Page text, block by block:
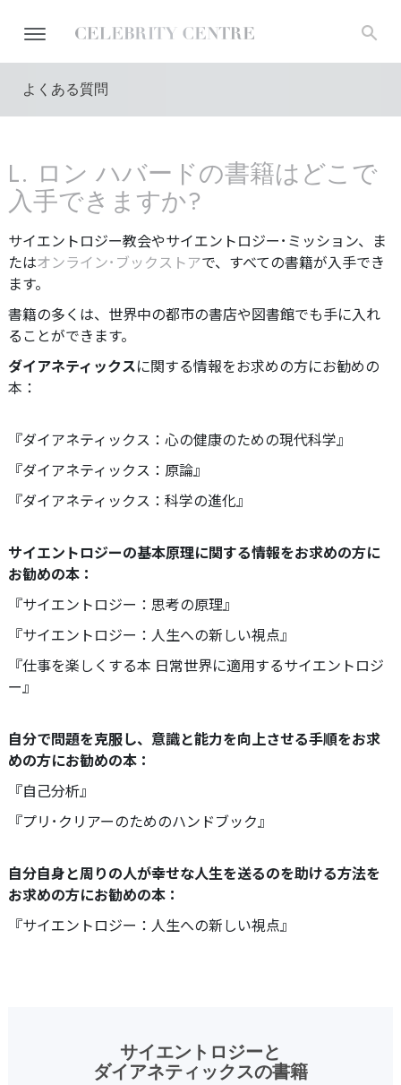
よくある質問
L. ロン ハバードの書籍はどこで
入手できますか?
サイエントロジー教会やサイエントロジー･ミッション、ま
たはオンライン･ブックストアで、すべての書籍が入手でき
ます。
書籍の多くは、世界中の都市の書店や図書館でも手に入れ
ることができます。
ダイアネティックスに関する情報をお求めの方にお勧めの
本：
『ダイアネティックス：心の健康のための現代科学』
『ダイアネティックス：原論』
『ダイアネティックス：科学の進化』
サイエントロジーの基本原理に関する情報をお求めの方に
お勧めの本：
『サイエントロジー：思考の原理』
『サイエントロジー：人生への新しい視点』
『仕事を楽しくする本 日常世界に適用するサイエントロジ
ー』
自分で問題を克服し、意識と能力を向上させる手順をお求
めの方にお勧めの本：
『自己分析』
『プリ･クリアーのためのハンドブック』
自分自身と周りの人が幸せな人生を送るのを助ける方法を
お求めの方にお勧めの本：
『サイエントロジー：人生への新しい視点』
サイエントロジーと
ダイアネティックスの書籍